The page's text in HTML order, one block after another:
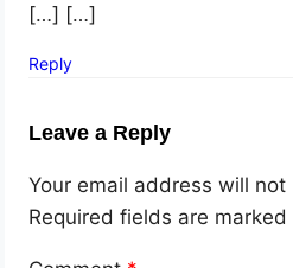
[…] […]
Reply
Leave a Reply
Your email address will
Required fields are marked